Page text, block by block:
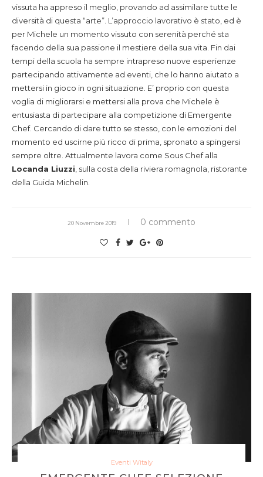
vissuta ha appreso il meglio, provando ad assimilare tutte le
diversità di questa “arte”. L’approccio lavorativo è stato, ed è
per Michele un momento vissuto con serenità perché sta
facendo della sua passione il mestiere della sua vita. Fin dai
tempi della scuola ha sempre intrapreso nuove esperienze
partecipando attivamente ad eventi, che lo hanno aiutato a
mettersi in gioco in ogni situazione. E’ proprio con questa
voglia di migliorarsi e mettersi alla prova che Michele è
entusiasta di partecipare alla competizione di Emergente
Chef. Cercando di dare tutto se stesso, con le emozioni del
momento ed uscirne più ricco di prima, spronato a spingersi
sempre oltre. Attualmente lavora come Sous Chef alla
Locanda Liuzzi , sulla costa della riviera romagnola, ristorante
della Guida Michelin.
20 Novembre 2019 0 commento
Eventi Witaly